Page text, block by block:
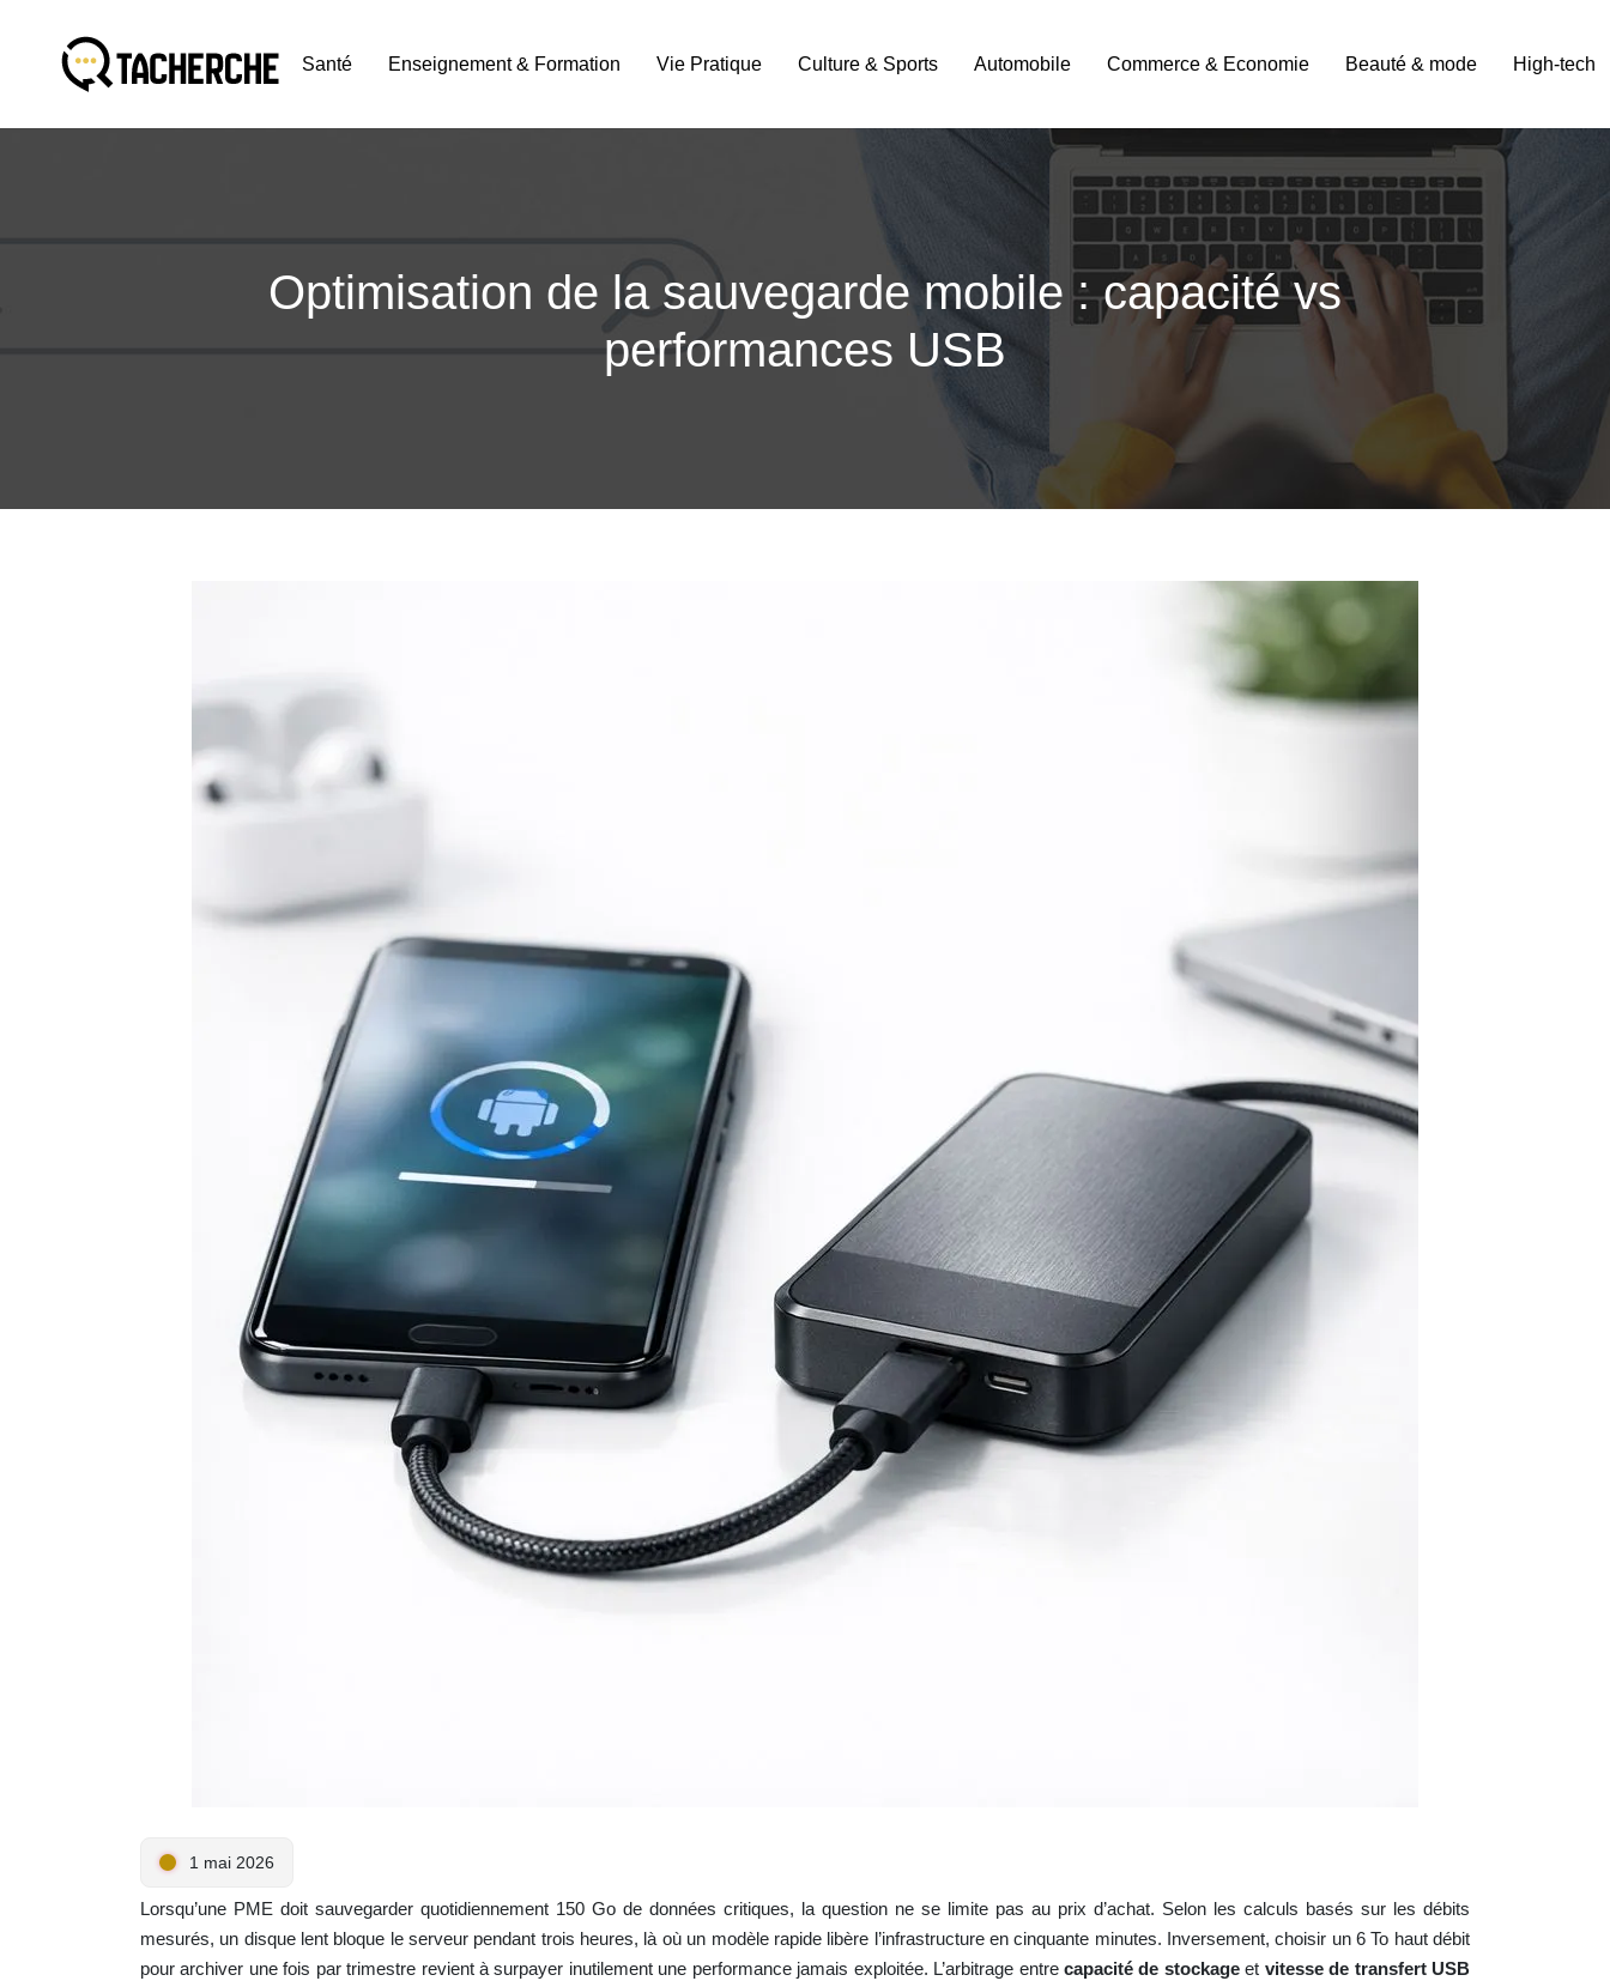
Santé Enseignement & Formation Vie Pratique Culture & Sports Automobile Commerce & Economie Beauté & mode High-tech
Optimisation de la sauvegarde mobile : capacité vs
performances USB
1 mai 2026
Lorsqu’une PME doit sauvegarder quotidiennement 150 Go de données critiques, la question ne se limite pas au prix d’achat. Selon les calculs basés sur les débits
mesurés, un disque lent bloque le serveur pendant trois heures, là où un modèle rapide libère l’infrastructure en cinquante minutes. Inversement, choisir un 6 To haut débit
pour archiver une fois par trimestre revient à surpayer inutilement une performance jamais exploitée. L’arbitrage entre capacité de stockageet vitesse de transfert USB